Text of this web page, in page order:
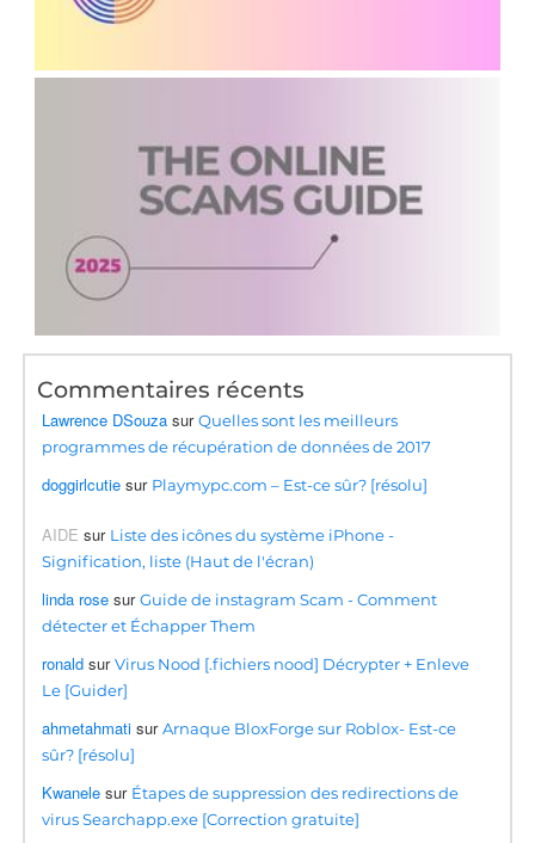
Commentaires récents
Lawrence DSouza surQuelles sont les meilleurs
programmes de récupération de données de 2017
doggirlcutie sur Playmypc.com – Est-ce sûr? [résolu]
AIDE sur Liste des icônes du système iPhone -
Signification, liste (Haut de l'écran)
linda rose surGuide de instagram Scam - Comment
détecter et Échapper Them
ronald surVirus Nood [.fichiers nood] Décrypter + Enleve
Le [Guider]
ahmetahmati surArnaque BloxForge sur Roblox- Est-ce
sûr? [résolu]
Kwanele sur Étapes de suppression des redirections de
virus Searchapp.exe [Correction gratuite]